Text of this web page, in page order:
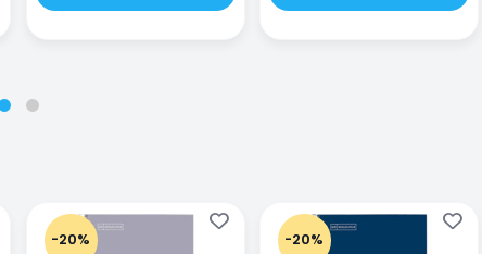
-20% -20%